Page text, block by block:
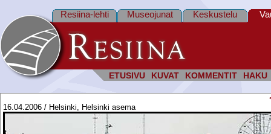
ETUSIVU KUVAT KOMMENTIT HAKU
Resiina-lehti Museojunat Keskustelu
16.04.2006 / Helsinki, Helsinki asema